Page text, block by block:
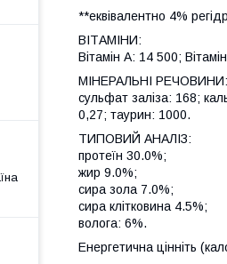
**еквівалентно 4%
ВІТАМІНИ:
Вітамін А: 14 500;
МІНЕРАЛЬНІ РЕЧОВИНИ:
сульфат заліза: 168;
0,27; таурин: 1000.
ТИПОВИЙ АНАЛІЗ:
протеїн 30.0%;
жир 9.0%;
сира зола 7.0%;
сира клітковина 4.5%;
волога: 6%.
Енергетична цінніть